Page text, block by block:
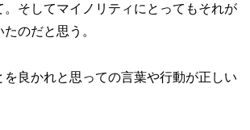
。そしてマイノリティにとってもそれが
のだと思う。
を良かれと思っての言葉や行動が正しい